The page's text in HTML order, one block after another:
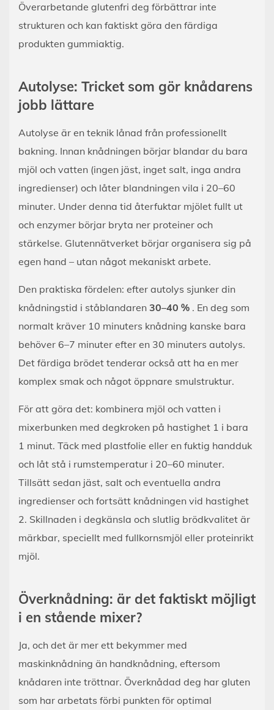
Överarbetande glutenfri deg förbättrar inte
strukturen och kan faktiskt göra den färdiga
produkten gummiaktig.
Autolyse: Tricket som gör knådarens
jobb lättare
Autolyse är en teknik lånad från professionellt
bakning. Innan knådningen börjar blandar du bara
mjöl och vatten (ingen jäst, inget salt, inga andra
ingredienser) och låter blandningen vila i 20–60
minuter. Under denna tid återfuktar mjölet fullt ut
och enzymer börjar bryta ner proteiner och
stärkelse. Glutennätverket börjar organisera sig på
egen hand – utan något mekaniskt arbete.
Den praktiska fördelen: efter autolys sjunker din
knådningstid i ståblandaren 30–40 % . En deg som
normalt kräver 10 minuters knådning kanske bara
behöver 6–7 minuter efter en 30 minuters autolys.
Det färdiga brödet tenderar också att ha en mer
komplex smak och något öppnare smulstruktur.
För att göra det: kombinera mjöl och vatten i
mixerbunken med degkroken på hastighet 1 i bara
1 minut. Täck med plastfolie eller en fuktig handduk
och låt stå i rumstemperatur i 20–60 minuter.
Tillsätt sedan jäst, salt och eventuella andra
ingredienser och fortsätt knådningen vid hastighet
2. Skillnaden i degkänsla och slutlig brödkvalitet är
märkbar, speciellt med fullkornsmjöl eller proteinrikt
mjöl.
Överknådning: är det faktiskt möjligt
i en stående mixer?
Ja, och det är mer ett bekymmer med
maskinknådning än handknådning, eftersom
knådaren inte tröttnar. Överknådad deg har gluten
som har arbetats förbi punkten för optimal